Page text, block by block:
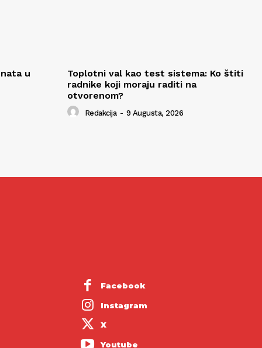
u
Toplotni val kao test sistema: Ko štiti
radnike koji moraju raditi na
otvorenom?
Redakcija - 9 Augusta, 2026
Facebook
Instagram
X
Youtube